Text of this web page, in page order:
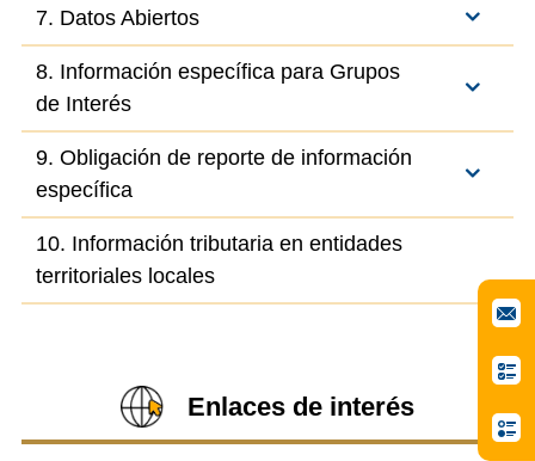
7. Datos Abiertos
8. Información específica para Grupos
de Interés
9. Obligación de reporte de información
específica
10. Información tributaria en entidades
territoriales locales
Enlaces de interés